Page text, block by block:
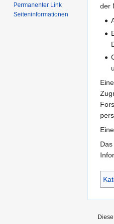
der
Permanenter Link
Seiten­­informationen